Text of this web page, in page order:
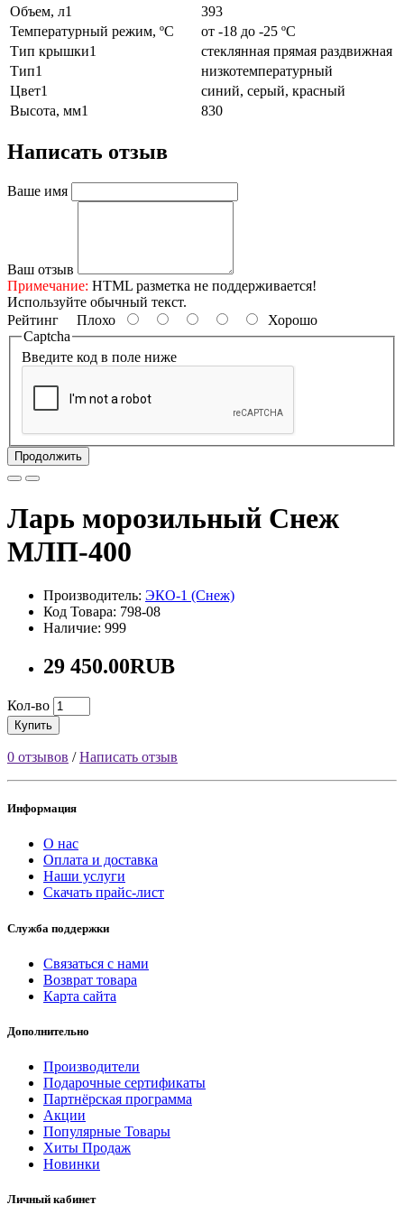
Объем, л1
393
Температурный режим, ºC
от -18 до -25 ºC
Тип крышки1
стеклянная прямая раздвижная
Тип1
низкотемпературный
Цвет1
синий, серый, красный
Высота, мм1
830
Написать отзыв
Ваше имя
Ваш отзыв
Примечание: HTML разметка не поддерживается!
Используйте обычный текст.
Рейтинг Плохо
Хорошо
Captcha
Введите код в поле ниже
Продолжить
Ларь морозильный Снеж
МЛП-400
Производитель: ЭКО-1 (Снеж)
Код Товара: 798-08
Наличие: 999
29 450.00RUB
Кол-во
Купить
0 отзывов /Написать отзыв
Информация
О нас
Оплата и доставка
Наши услуги
Скачать прайс-лист
Служба поддержки
Связаться с нами
Возврат товара
Карта сайта
Дополнительно
Производители
Подарочные сертификаты
Партнёрская программа
Акции
Популярные Товары
Хиты Продаж
Новинки
Личный кабинет